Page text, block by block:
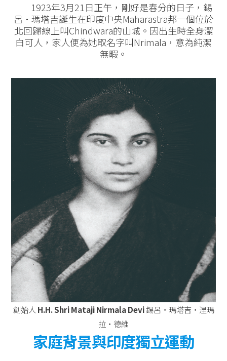
1923年3月21日正午，剛好是春分的日子，錫
呂·瑪塔吉誕生在印度中央Maharastra邦一個位於
北回歸線上叫Chindwara的山城。因出生時全身潔
白可人，家人便為她取名字叫Nrimala，意為純潔
無暇。
創始人 H.H. Shri Mataji Nirmala Devi錫呂‧瑪塔吉‧涅瑪
拉‧德維
家庭背景與印度獨立運動